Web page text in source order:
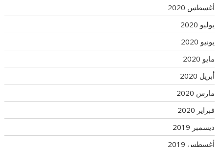
أغسطس 2020
يوليو 2020
يونيو 2020
مايو 2020
أبريل 2020
مارس 2020
فبراير 2020
ديسمبر 2019
أغسطس 2019